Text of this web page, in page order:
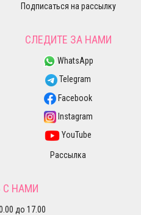
Подписаться на рассылку
СЛЕДИТЕ ЗА НАМИ
WhatsApp
Telegram
Facebook
Instagram
YouTube
Рассылка
С НАМИ
до 17.00